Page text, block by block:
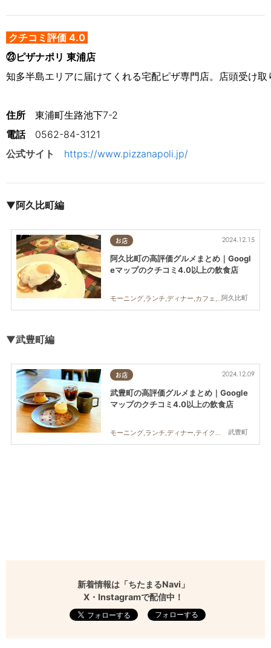
クチコミ評価 4.0
㉓ピザナポリ 東浦店
知多半島エリアに届けてくれる宅配ピザ専門店。店頭受け
住所 東浦町生路池下7-2
電話
0562-84-3121
公式サイト
https://www.pizzanapoli.jp/
▼阿久比町編
お店
阿久比町
2024.12.15
阿久比町の高評価グルメまとめ｜Googl
eマップのクチコミ4.0以上の飲食店
モーニング,ランチ,ディナー,カフェ,スイーツ
▼武豊町編
お店
武豊町
2024.12.09
武豊町の高評価グルメまとめ｜Google
マップのクチコミ4.0以上の飲食店
新着情報は「ちたまるNavi」
X・Instagramで配信中！
フォローする